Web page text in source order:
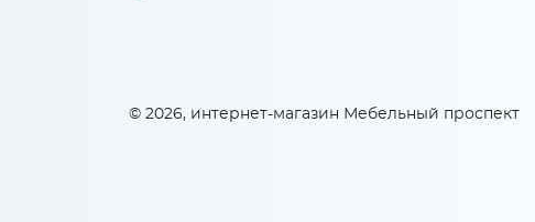
© 2026, интернет-магазин Мебельный проспект